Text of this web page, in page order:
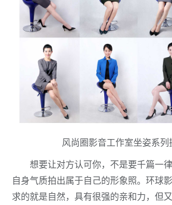
风尚圈影音工作室坐姿系列
想要让对方认可你，不是要千篇一
自身气质拍出属于自己的形象照。环球
求的就是自然，具有很强的亲和力，但